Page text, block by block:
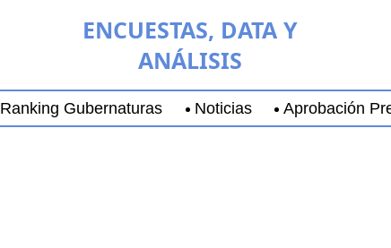
ENCUESTAS, DATA Y
ANÁLISIS
Ranking Gubernaturas Noticias Aprobación